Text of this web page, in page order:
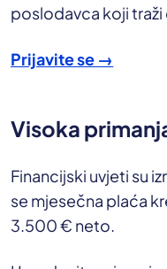
poslodavca koji
Prijavite se →
Visoka
Financijski uvjeti su
se mjesečna plaća
3.500 € neto.